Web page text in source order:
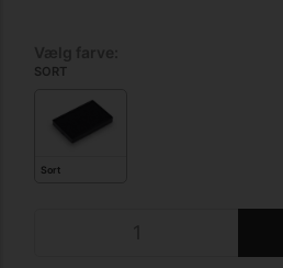
SORT
Sort